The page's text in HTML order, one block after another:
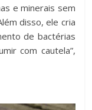
e minerais sem
disso, ele cria
de bactérias
com cautela”,